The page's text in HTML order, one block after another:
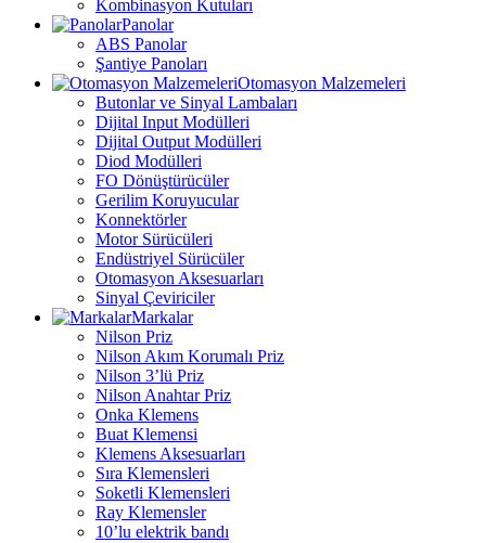
Kombinasyon Kutuları
Panolar
ABS Panolar
Şantiye Panoları
Otomasyon Malzemeleri
Butonlar ve Sinyal Lambaları
Dijital Input Modülleri
Dijital Output Modülleri
Diod Modülleri
FO Dönüştürücüler
Gerilim Koruyucular
Konnektörler
Motor Sürücüleri
Endüstriyel Sürücüler
Otomasyon Aksesuarları
Sinyal Çeviriciler
Markalar
Nilson Priz
Nilson Akım Korumalı Priz
Nilson 3’lü Priz
Nilson Anahtar Priz
Onka Klemens
Buat Klemensi
Klemens Aksesuarları
Sıra Klemensleri
Soketli Klemensleri
Ray Klemensler
10’lu elektrik bandı